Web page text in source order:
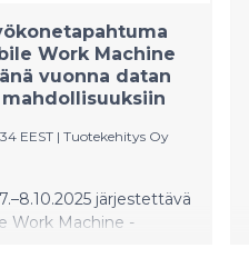
Work Machine
vuonna datan
EEST | Tuotekehitys Oy
järjestettävä
Work Machine -